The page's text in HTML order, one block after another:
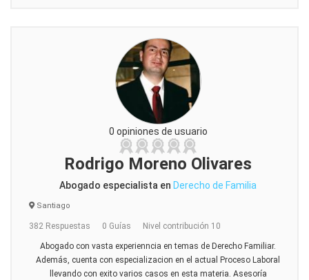
0 opiniones de usuario
Rodrigo Moreno Olivares
Abogado especialista en Derecho de Familia
Santiago
382 Respuestas 0 Guías Nivel contribución 10
Abogado con vasta experienncia en temas de Derecho Familiar.
Además, cuenta con especializacion en el actual Proceso Laboral
llevando con exito varios casos en esta materia. Asesoría